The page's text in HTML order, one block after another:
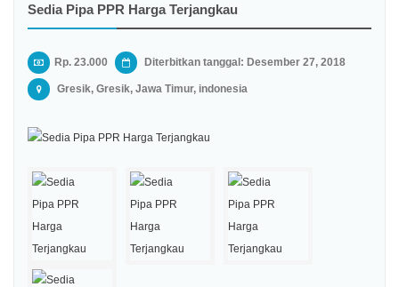
Sedia Pipa PPR Harga Terjangkau
Rp. 23.000 Diterbitkan tanggal: Desember 27, 2018
Gresik, Gresik, Jawa Timur, indonesia